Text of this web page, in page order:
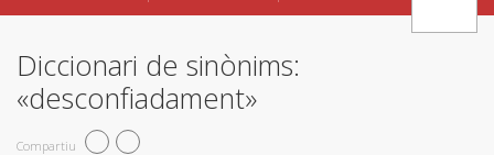
Diccionari de sinònims:
«desconfiadament»
Compartiu